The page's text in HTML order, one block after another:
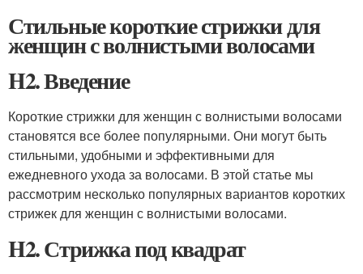
Стильные короткие стрижки для
женщин с волнистыми волосами
H2. Введение
Короткие стрижки для женщин с волнистыми волосами
становятся все более популярными. Они могут быть
стильными, удобными и эффективными для
ежедневного ухода за волосами. В этой статье мы
рассмотрим несколько популярных вариантов коротких
стрижек для женщин с волнистыми волосами.
H2. Стрижка под квадрат